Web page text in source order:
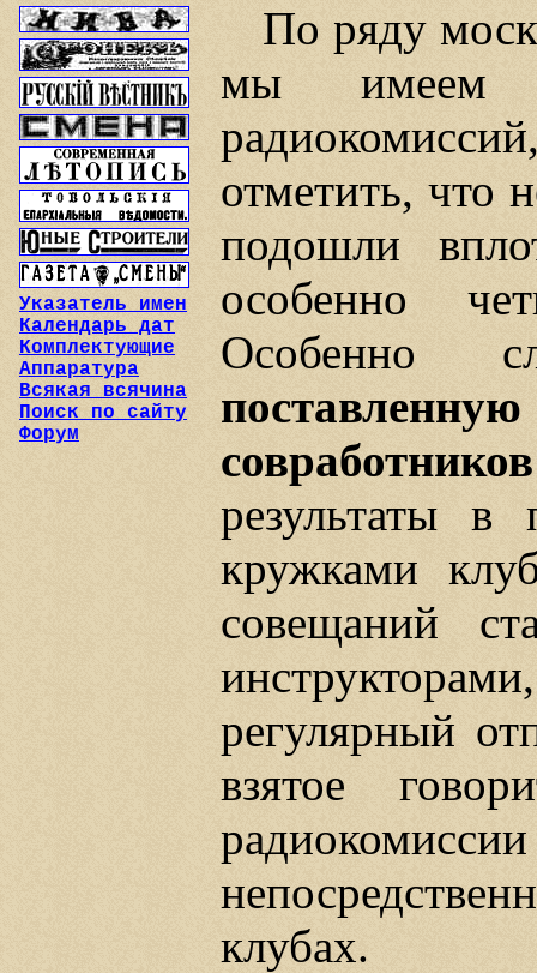
Указатель имен
Календарь дат
Комплектующие
Аппаратура
Всякая всячина
Поиск по сайту
Форум
По ряду
мы имеем
отметить, что
подошли
особенно
Особенно
результаты в
кружками
совещаний
регулярный
взятое
клубах.